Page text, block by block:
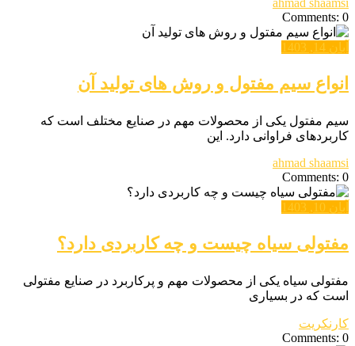
Comments: 0
آبان 14, 1403
انواع سیم مفتول و روش های تولید آن
سیم مفتول یکی از محصولات مهم در صنایع مختلف است که
کاربردهای فراوانی دارد. این
ahmad shaamsi
Comments: 0
آبان 10, 1403
مفتولی سیاه چیست و چه کاربردی دارد؟
مفتولی سیاه یکی از محصولات مهم و پرکاربرد در صنایع مفتولی
است که در بسیاری
کارنکریت
Comments: 0